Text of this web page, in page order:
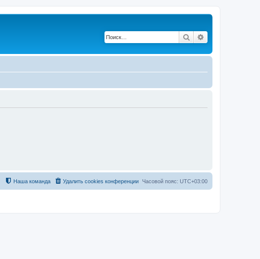
Поиск
Часовой пояс: UTC+03:00
Удалить cookies конференции
Наша команда